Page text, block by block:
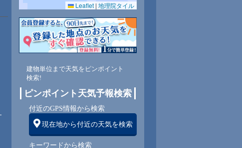
78 77 77 77
Leaflet | 地理院タイル
建物単位まで天気をピンポイント
検索!
ピンポイント天気予報検索
付近のGPS情報から検索
現在地から付近の天気を検索
キーワードから検索